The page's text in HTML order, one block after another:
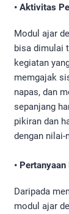
• Aktivitas
Modul ajar
bisa dimulai
kegiatan
memgajak
napas, dan
sepanjang
pikiran dan
dengan nilai-
•
Daripada
modul ajar